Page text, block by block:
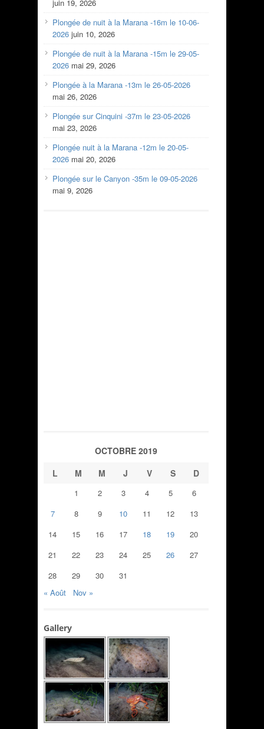
juin 19, 2026
Plongée de nuit à la Marana -16m le 10-06-
2026 juin 10, 2026
Plongée de nuit à la Marana -15m le 29-05-
2026 mai 29, 2026
Plongée à la Marana -13m le 26-05-2026
mai 26, 2026
Plongée sur Cinquini -37m le 23-05-2026
mai 23, 2026
Plongée nuit à la Marana -12m le 20-05-
2026 mai 20, 2026
Plongée sur le Canyon -35m le 09-05-2026
mai 9, 2026
OCTOBRE 2019
L
M M J V S D
1 2 3 4 5
6
7
8 9 10 11 12
13
14
15 16 17 18 19
20
21
22 23 24 25 26
27
28
29 30
31
« Août
Nov »
Gallery